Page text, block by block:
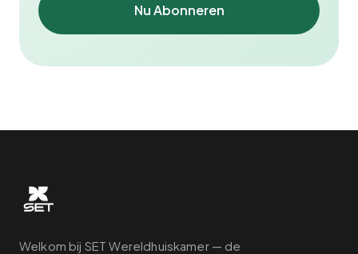
Nu Abonneren
Welkom bij SET Wereldhuiskamer — de